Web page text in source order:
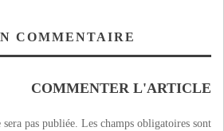
COMMENTAIRE
COMMENTER L'ARTICLE
pas publiée. Les champs obligatoires sont